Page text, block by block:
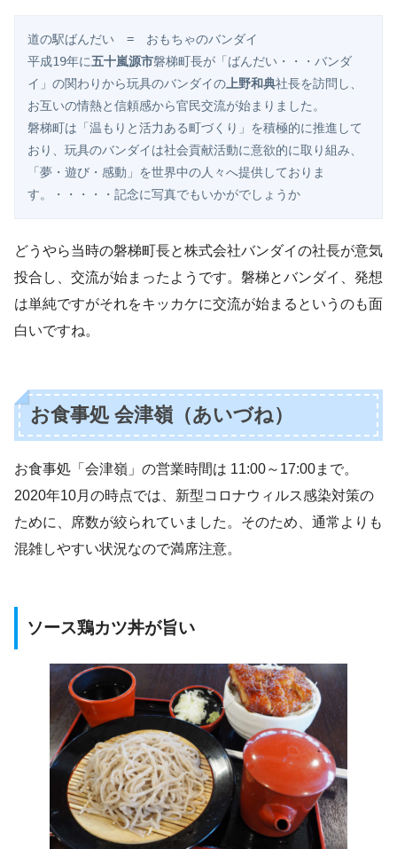
道の駅ばんだい　=　おもちゃのバンダイ
平成19年に五十嵐源市磐梯町長が「ばんだい・・・バンダ
イ」の関わりから玩具のバンダイの 上野和典社長を訪問し、
お互いの情熱と信頼感から官民交流が始まりました。
磐梯町は「温もりと活力ある町づくり」を積極的に推進して
おり、玩具のバンダイは社会貢献活動に意欲的に取り組み、
「夢・遊び・感動」を世界中の人々へ提供しておりま
す。・・・・・記念に写真でもいかがでしょうか
どうやら当時の磐梯町長と株式会社バンダイの社長が意気
投合し、交流が始まったようです。磐梯とバンダイ、発想
は単純ですがそれをキッカケに交流が始まるというのも面
白いですね。
お食事処 会津嶺（あいづね）
お食事処「会津嶺」の営業時間は 11:00～17:00まで。
2020年10月の時点では、新型コロナウィルス感染対策の
ために、席数が絞られていました。そのため、通常よりも
混雑しやすい状況なので満席注意。
ソース鶏カツ丼が旨い